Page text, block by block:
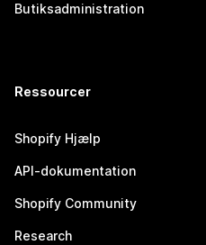
Butiksadministration
Ressourcer
Shopify Hjælp
API-dokumentation
Shopify Community
Research